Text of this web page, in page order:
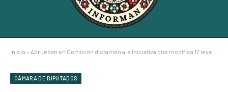
Inicio » Aprueban en Comisión dictamen a la iniciativa que modifica 17 leyes para incorporar perspectiva de género: JULIETA VENCES
CÁMARA DE DIPUTADOS